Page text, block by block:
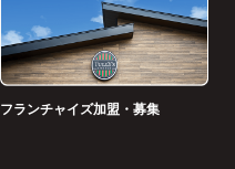
フランチャイズ加盟・募集